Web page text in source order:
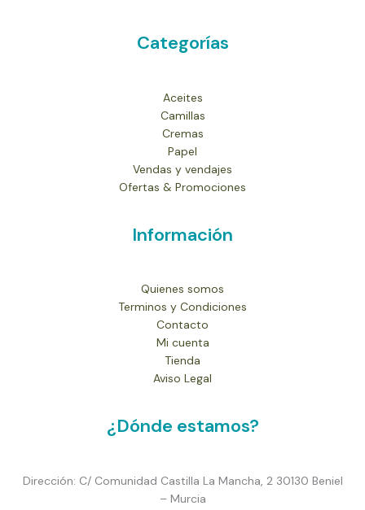
Categorías
Aceites
Camillas
Cremas
Papel
Vendas y vendajes
Ofertas & Promociones
Información
Quienes somos
Terminos y Condiciones
Contacto
Mi cuenta
Tienda
Aviso Legal
¿Dónde estamos?
Dirección: C/ Comunidad Castilla La Mancha, 2 30130 Beniel
– Murcia